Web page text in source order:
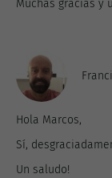
Muchas gracias y
Hola Marcos,
Sí,
Un saludo!